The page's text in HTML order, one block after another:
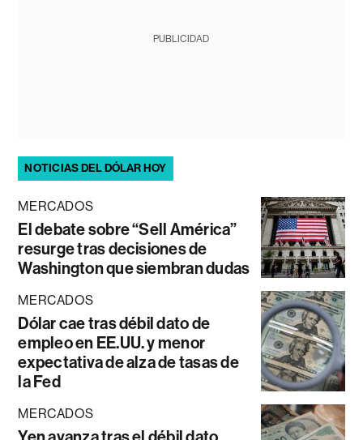
PUBLICIDAD
NOTICIAS DEL DÓLAR HOY
MERCADOS
El debate sobre “Sell América”
resurge tras decisiones de
Washington que siembran dudas
MERCADOS
Dólar cae tras débil dato de
empleo en EE.UU. y menor
expectativa de alza de tasas de
la Fed
MERCADOS